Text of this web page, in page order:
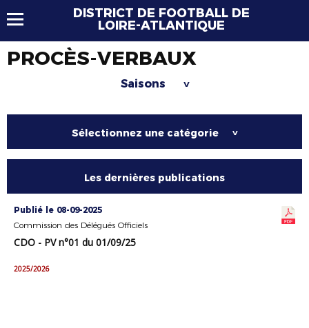
DISTRICT DE FOOTBALL DE
LOIRE-ATLANTIQUE
PROCÈS-VERBAUX
Saisons >
Sélectionnez une catégorie >
Les dernières publications
Publié le 08-09-2025
Commission des Délégués Officiels
CDO - PV n°01 du 01/09/25
2025/2026